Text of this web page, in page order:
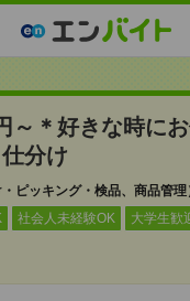
～＊好きな時に
分け
ピッキング・検品、商品管理
社会人未経験OK 大学生歓